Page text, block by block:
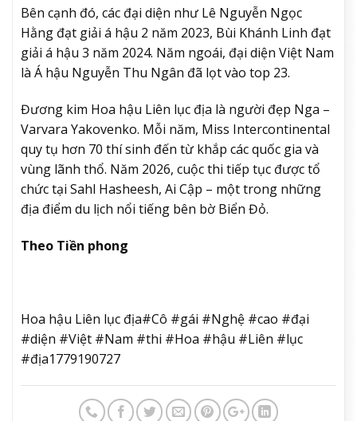
Bên cạnh đó, các đại diện như Lê Nguyễn Ngọc
Hằng đạt giải á hậu 2 năm 2023, Bùi Khánh Linh đạt
giải á hậu 3 năm 2024. Năm ngoái, đại diện Việt Nam
là Á hậu Nguyễn Thu Ngân đã lọt vào top 23.
Đương kim Hoa hậu Liên lục địa là người đẹp Nga –
Varvara Yakovenko. Mỗi năm, Miss Intercontinental
quy tụ hơn 70 thí sinh đến từ khắp các quốc gia và
vùng lãnh thổ. Năm 2026, cuộc thi tiếp tục được tổ
chức tại Sahl Hasheesh, Ai Cập – một trong những
địa điểm du lịch nổi tiếng bên bờ Biển Đỏ.
Theo Tiền phong
Hoa hậu Liên lục địa#Cô #gái #Nghệ #cao #đại
#diện #Việt #Nam #thi #Hoa #hậu #Liên #lục
#địa1779190727